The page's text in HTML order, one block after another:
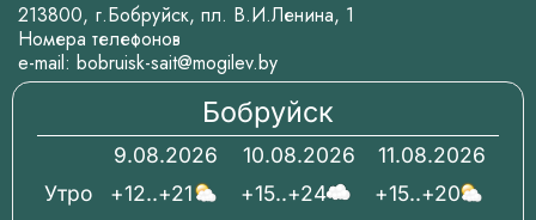
213800, г.Бобруйск, пл. В.И.Ленина, 1
Номера телефонов
e-mail: bobruisk-sait@mogilev.by
Бобруйск
9.08.2026
+12..+21
10.08.2026
+15..+24
11.08.2026
+15..+20
Утро